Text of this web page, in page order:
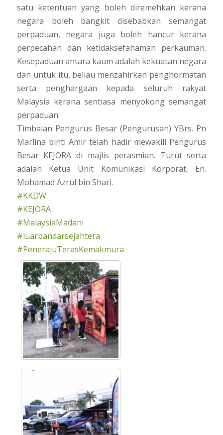
satu ketentuan yang boleh diremehkan kerana
negara boleh bangkit disebabkan semangat
perpaduan, negara juga boleh hancur kerana
perpecahan dan ketidaksefahaman perkauman.
Kesepaduan antara kaum adalah kekuatan negara
dan untuk itu, beliau menzahirkan penghormatan
serta penghargaan kepada seluruh rakyat
Malaysia kerana sentiasa menyokong semangat
perpaduan.
Timbalan Pengurus Besar (Pengurusan) YBrs. Pn
Marlina binti Amir telah hadir mewakili Pengurus
Besar KEJORA di majlis perasmian. Turut serta
adalah Ketua Unit Komunikasi Korporat, En.
Mohamad Azrul bin Shari.
#KKDW
#KEJORA
#MalaysiaMadani
#luarbandarsejahtera
#PenerajuTerasKemakmura